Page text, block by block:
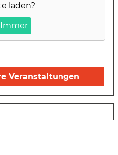
laden?
Immer
Veranstaltungen